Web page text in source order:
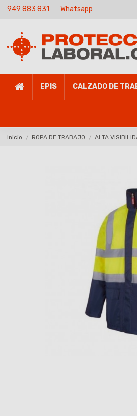
949 883 831 Whatsapp
EPIS CALZADO DE
Inicio ROPA DE TRABAJO ALTA